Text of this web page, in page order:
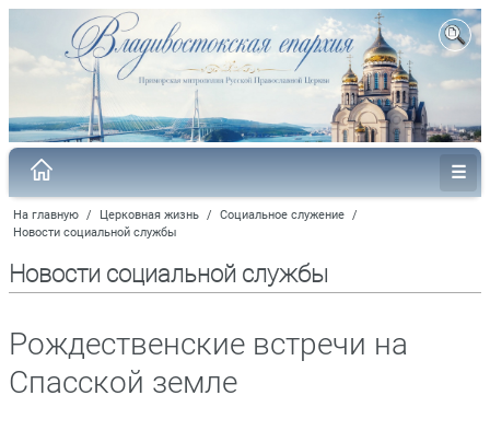
На главную / Церковная жизнь / Социальное служение /
Новости социальной службы
Новости социальной службы
Рождественские встречи на
Спасской земле